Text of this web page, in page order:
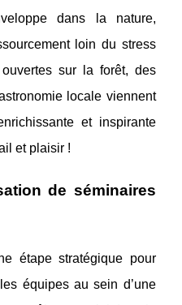
dans la nature,
loin du stress
sur la forêt, des
locale viennent
et inspirante
et plaisir !
de séminaires
étape stratégique pour
équipes au sein d’une